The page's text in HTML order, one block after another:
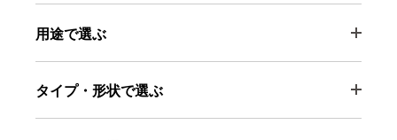
用途で選ぶ
タイプ・形状で選ぶ